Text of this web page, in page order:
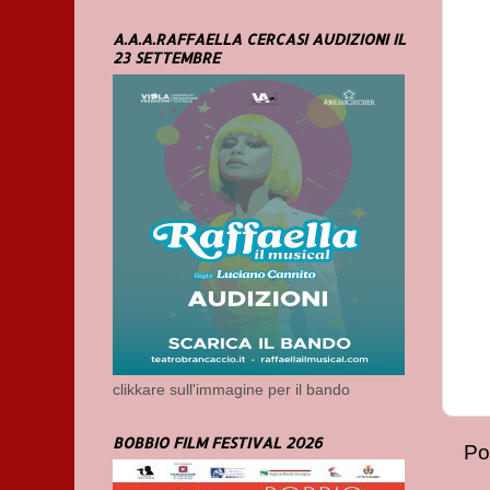
A.A.A.RAFFAELLA CERCASI AUDIZIONI IL
23 SETTEMBRE
clikkare sull'immagine per il bando
BOBBIO FILM FESTIVAL 2026